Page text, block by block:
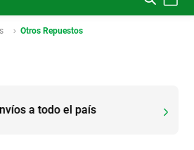
Otros Repuestos
a todo el país